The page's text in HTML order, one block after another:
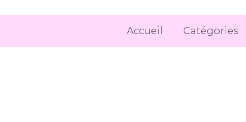
Accueil Catégories